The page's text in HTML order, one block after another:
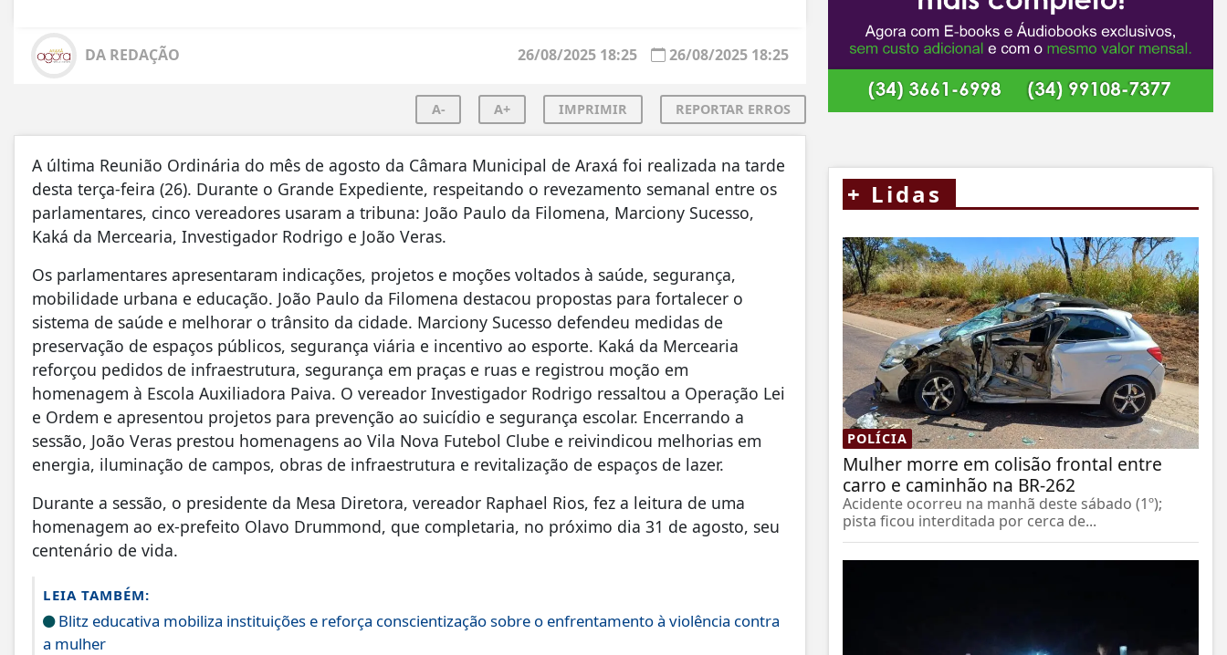
DA REDAÇÃO 26/08/2025 18:25
26/08/2025 18:25
A- A+ IMPRIMIR REPORTAR ERROS
A última Reunião Ordinária do mês de agosto da Câmara Municipal de Araxá foi realizada na tarde
desta terça-feira (26). Durante o Grande Expediente, respeitando o revezamento semanal entre os
parlamentares, cinco vereadores usaram a tribuna: João Paulo da Filomena, Marciony Sucesso,
Kaká da Mercearia, Investigador Rodrigo e João Veras.
Os parlamentares apresentaram indicações, projetos e moções voltados à saúde, segurança,
mobilidade urbana e educação. João Paulo da Filomena destacou propostas para fortalecer o
sistema de saúde e melhorar o trânsito da cidade. Marciony Sucesso defendeu medidas de
preservação de espaços públicos, segurança viária e incentivo ao esporte. Kaká da Mercearia
reforçou pedidos de infraestrutura, segurança em praças e ruas e registrou moção em
homenagem à Escola Auxiliadora Paiva. O vereador Investigador Rodrigo ressaltou a Operação Lei
e Ordem e apresentou projetos para prevenção ao suicídio e segurança escolar. Encerrando a
sessão, João Veras prestou homenagens ao Vila Nova Futebol Clube e reivindicou melhorias em
energia, iluminação de campos, obras de infraestrutura e revitalização de espaços de lazer.
Durante a sessão, o presidente da Mesa Diretora, vereador Raphael Rios, fez a leitura de uma
homenagem ao ex-prefeito Olavo Drummond, que completaria, no próximo dia 31 de agosto, seu
centenário de vida.
LEIA TAMBÉM:
Blitz educativa mobiliza instituições e reforça conscientização sobre o enfrentamento à violência contra
a mulher
+ Lidas
POLÍCIA
Mulher morre em colisão frontal entre
carro e caminhão na BR-262
Acidente ocorreu na manhã deste sábado (1º);
pista ficou interditada por cerca de...